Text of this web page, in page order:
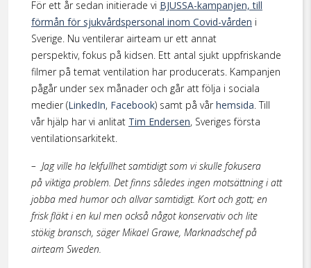
För ett år sedan initierade vi BJUSSA-kampanjen, till
förmån för sjukvårdspersonal inom Covid-vården i
Sverige. Nu ventilerar airteam ur ett annat
perspektiv, fokus på kidsen. Ett antal sjukt uppfriskande
filmer på temat ventilation har producerats. Kampanjen
pågår under sex månader och går att följa i sociala
medier (LinkedIn, Facebook) samt på vårhemsida. Till
vår hjälp har vi anlitat Tim Endersen, Sveriges första
ventilationsarkitekt.
– Jag ville ha lekfullhet samtidigt som vi skulle fokusera
på viktiga problem. Det finns således ingen motsät­tning i att
jobba med humor och allvar samtidigt. Kort och gott; en
frisk fläkt i en kul men också något konservativ och lite
stökig bransch, säger Mikael Grawe, Marknadschef på
airteam Sweden.